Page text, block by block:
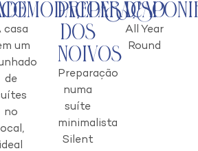
casa
um
de
no
ideal
Preparação
dos
Noivos
Preparação
numa
suíte
minimalista
Silent
All Year
Round